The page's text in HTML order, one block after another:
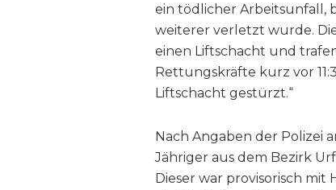
ein tödlicher Arbeitsunfall,
weiterer verletzt wurde.
einen Liftschacht und
Rettungskräfte kurz vor
Liftschacht gestürzt.“
Nach Angaben der Polizei
Jähriger aus dem Bezirk
Dieser war provisorisch